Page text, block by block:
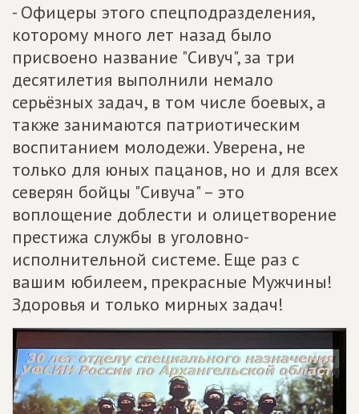
- Офицеры этого спецподразделения,
которому много лет назад было
присвоено название "Сивуч", за три
десятилетия выполнили немало
серьёзных задач, в том числе боевых, а
также занимаются патриотическим
воспитанием молодежи. Уверена, не
только для юных пацанов, но и для всех
северян бойцы "Сивуча" – это
воплощение доблести и олицетворение
престижа службы в уголовно-
исполнительной системе. Еще раз с
вашим юбилеем, прекрасные Мужчины!
Здоровья и только мирных задач!